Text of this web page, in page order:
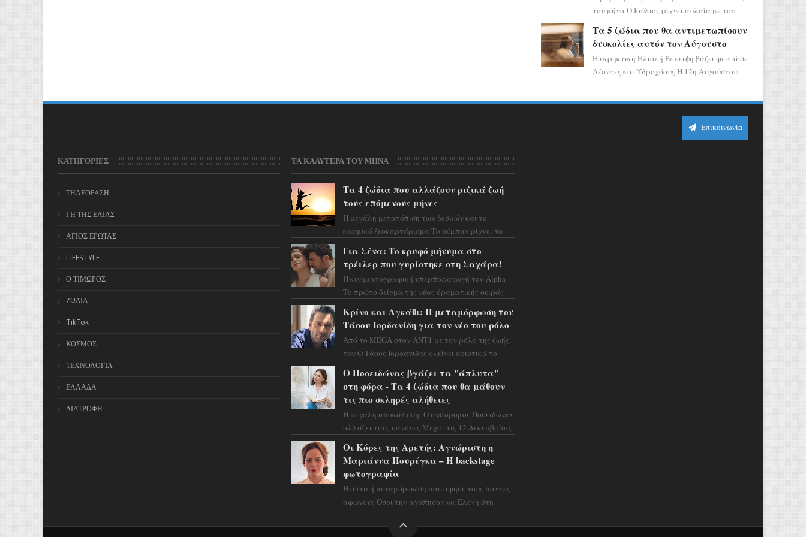
του μήνα Ο Ιούλιος ρίχνει αυλαία με τον
περνάει στο ζώδιο τω...
Τα 5 ζώδια που θα αντιμετωπίσουν
δυσκολίες αυτόν τον Αύγουστο
Η εκρηκτική Ηλιακή Έκλειψη βάζει φωτιά σε
Λέοντες και Υδροχόους Η 12η Αυγούστου
Επικοινωνία
ΚΑΤΗΓΟΡΙΕΣ
ΤΗΛΕΟΡΑΣΗ
ΓΗ ΤΗΣ ΕΛΙΑΣ
ΑΓΙΟΣ ΕΡΩΤΑΣ
LIFESTYLE
Ο ΤΙΜΩΡΟΣ
ΖΩΔΙΑ
TikTok
ΚΟΣΜΟΣ
ΤΕΧΝΟΛΟΓΙΑ
ΕΛΛΑΔΑ
ΔΙΑΤΡΟΦΗ
ΤΑ ΚΑΛΥΤΕΡΑ ΤΟΥ ΜΗΝΑ
Τα 4 ζώδια που αλλάζουν ριζικά ζωή
τους επόμενους μήνες
Η μεγάλη μετατόπιση των δεσμών και το
καρμικό ξεσκαρτάρισμα Το σύμπαν ρίχνει τα
προειδοποιεί: οι σελην...
Για Σένα: Το κρυφό μήνυμα στο
τρέιλερ που γυρίστηκε στη Σαχάρα!
Η κινηματογραφική υπερπαραγωγή του Alpha
Το πρώτο δείγμα της νέας δραματικής σειράς
κάθε π...
Κρίνο και Αγκάθι: Η μεταμόρφωση του
Τάσου Ιορδανίδη για τον νέο του ρόλο
Από το MEGA στον ΑΝΤ1 με τον ρόλο της ζωής
του Ο Τάσος Ιορδανίδης κλείνει οριστικά το
Μόνο» ...
Ο Ποσειδώνας βγάζει τα "άπλυτα"
στη φόρα - Τα 4 ζώδια που θα μάθουν
τις πιο σκληρές αλήθειες
Η μεγάλη αποκάλυψη: Ο ανάδρομος Ποσειδώνας
αλλάζει τους κανόνες Μέχρι τις 12 Δεκεμβρίου,
μυστηρίου ...
Οι Κόρες της Αρετής: Αγνώριστη η
Μαριάννα Πουρέγκα – H backstage
φωτογραφία
Η οπτική μεταμόρφωση που άφησε τους πάντες
άφωνους Όσοι την αγάπησαν ως Ελένη στη
προετοιμαστο...